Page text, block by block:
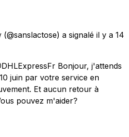
(@sanslactose) a signalé il y a 14
Bonjour, j'attends
juin par votre service en
Et aucun retour à
pouvez m'aider?